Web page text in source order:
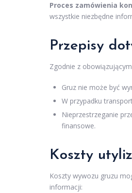
Proces zamówienia
wszystkie niezbędne
Przepisy
Zgodnie z
Gruz nie może być
W przypadku
Nieprzestrzeganie
finansowe.
Koszty
Koszty wywozu gruzu
informacji: